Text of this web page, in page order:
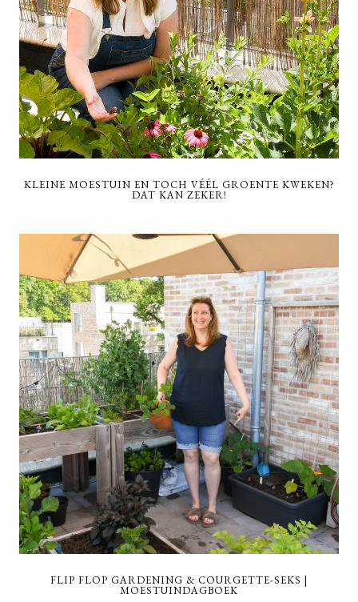
KLEINE MOESTUIN EN TOCH VÉÉL GROENTE KWEKEN?
DAT KAN ZEKER!
FLIP FLOP GARDENING & COURGETTE-SEKS |
MOESTUINDAGBOEK